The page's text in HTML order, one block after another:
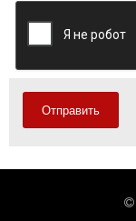
Отправить